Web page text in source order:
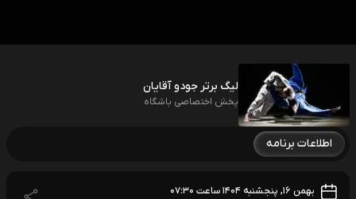
لیگ برتر جودو آقایان
پخش اختصاصی باشگاه
اطلاعات برنامه
بهمن ۱۶, پنجشنبه ۱۴۰۴ ساعت ۰۷:۳۰